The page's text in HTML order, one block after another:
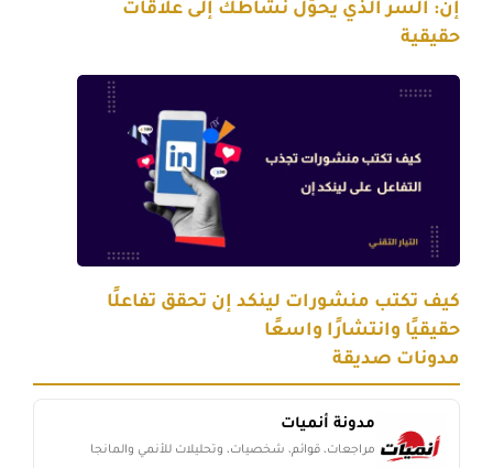
إن: السر الذي يحوّل نشاطك إلى علاقات
حقيقية
كيف تكتب منشورات لينكد إن تحقق تفاعلًا
حقيقيًا وانتشارًا واسعًا
مدونات صديقة
مدونة أنميات
مراجعات، قوائم، شخصيات، وتحليلات للأنمي والمانجا